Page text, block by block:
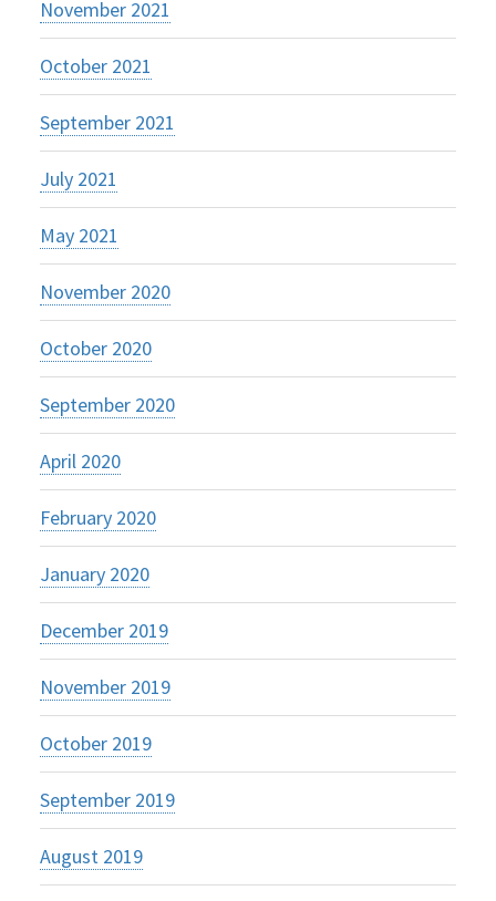
November 2021
October 2021
September 2021
July 2021
May 2021
November 2020
October 2020
September 2020
April 2020
February 2020
January 2020
December 2019
November 2019
October 2019
September 2019
August 2019